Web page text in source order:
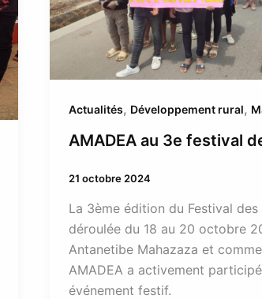
Actualités, Développement rural,
AMADEA au 3e festival
21 octobre 2024
La 3ème édition du Festival des
déroulée du 18 au 20 octobre
Antanetibe Mahazaza et
AMADEA a activement
événement festif.